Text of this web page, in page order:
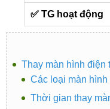
✅ TG hoạt động
Thay màn hình điện
Các loại màn hình
Thời gian thay